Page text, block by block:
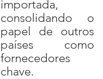
importada,
consolidando o
papel de outros
países como
fornecedores
chave.